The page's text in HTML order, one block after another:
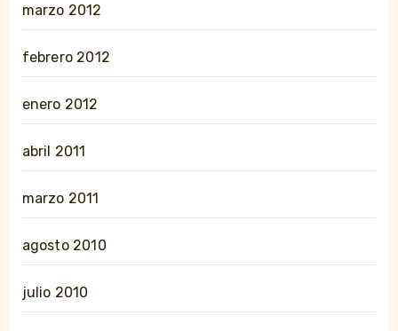
marzo 2012
febrero 2012
enero 2012
abril 2011
marzo 2011
agosto 2010
julio 2010